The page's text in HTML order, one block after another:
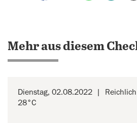
Mehr aus diesem
Dienstag, 02.08.2022
28°C